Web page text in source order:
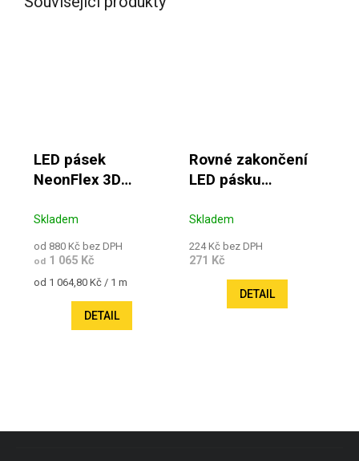
LED pásek
NeonFlex 3D
IP67
Skladem
od 880 Kč bez DPH
od1 065 Kč
Měrná cena:
od 1 064,80 Kč / 1 m
DETAIL
Rovné zakončení
LED pásku
Skladem
224 Kč bez DPH
271 Kč
DETAIL